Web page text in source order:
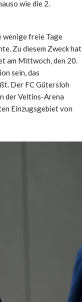
wie die 2.
freie Tage
Zu diesem Zweck hat
am Mittwoch, den 20.
sein, das
Der FC Gütersloh
der Veltins-Arena
Einzugsgebiet von